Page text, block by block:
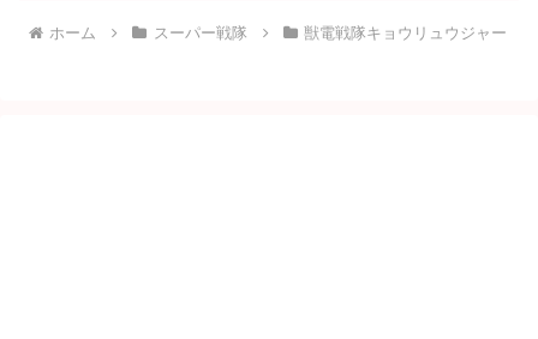
ホーム スーパー戦隊 獣電戦隊キョウリュウジャー